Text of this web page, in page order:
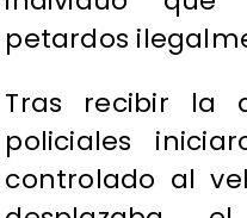
petardos
Tras recibir la
policiales
controlado al